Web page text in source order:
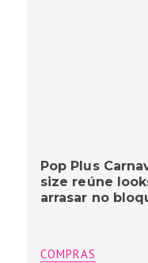
Pop Plus
size reúne
arrasar no
COMPRAS